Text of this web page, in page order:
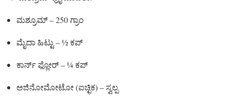
ಮಶ್ರೂಮ್ – 250 ಗ್ರಾಂ
ಮೈದಾ ಹಿಟ್ಟು – ½ ಕಪ್
ಕಾರ್ನ್ ಫ್ಲೋರ್ – ¼ ಕಪ್
ಅಜಿನೋಮೋಟೋ (ಐಚ್ಛಿಕ) – ಸ್ವಲ್ಪ